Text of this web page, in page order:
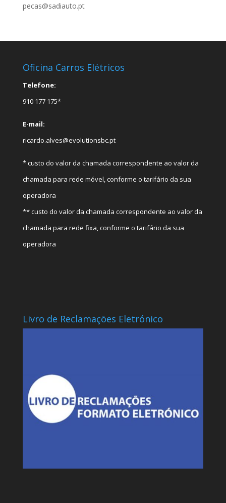
pecas@sadiauto.pt
Oficina Carros Elétricos
Telefone:
910 177 175*
E-mail:
ricardo.alves@evolutionsbc.pt
* custo do valor da chamada correspondente ao valor da
chamada para rede móvel, conforme o tarifário da sua
operadora
** custo do valor da chamada correspondente ao valor da
chamada para rede fixa, conforme o tarifário da sua
operadora
Livro de Reclamações Eletrónico